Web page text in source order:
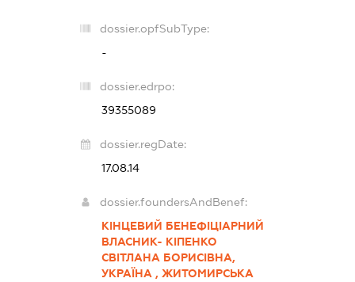
dossier.opfSubType:
-
dossier.edrpo:
39355089
dossier.regDate:
17.08.14
dossier.foundersAndBenef:
КІНЦЕВИЙ БЕНЕФІЦІАРНИЙ
ВЛАСНИК- КІПЕНКО
СВІТЛАНА БОРИСІВНА,
УКРАЇНА , ЖИТОМИРСЬКА